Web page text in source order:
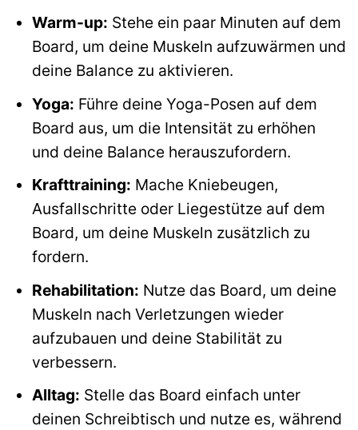
Warm-up: Stehe ein paar Minuten auf dem
Board, um deine Muskeln aufzuwärmen und
deine Balance zu aktivieren.
Yoga: Führe deine Yoga-Posen auf dem
Board aus, um die Intensität zu erhöhen
und deine Balance herauszufordern.
Krafttraining: Mache Kniebeugen,
Ausfallschritte oder Liegestütze auf dem
Board, um deine Muskeln zusätzlich zu
fordern.
Rehabilitation: Nutze das Board, um deine
Muskeln nach Verletzungen wieder
aufzubauen und deine Stabilität zu
verbessern.
Alltag: Stelle das Board einfach unter
deinen Schreibtisch und nutze es, während